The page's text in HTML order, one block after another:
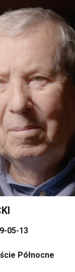
05-13
Północne